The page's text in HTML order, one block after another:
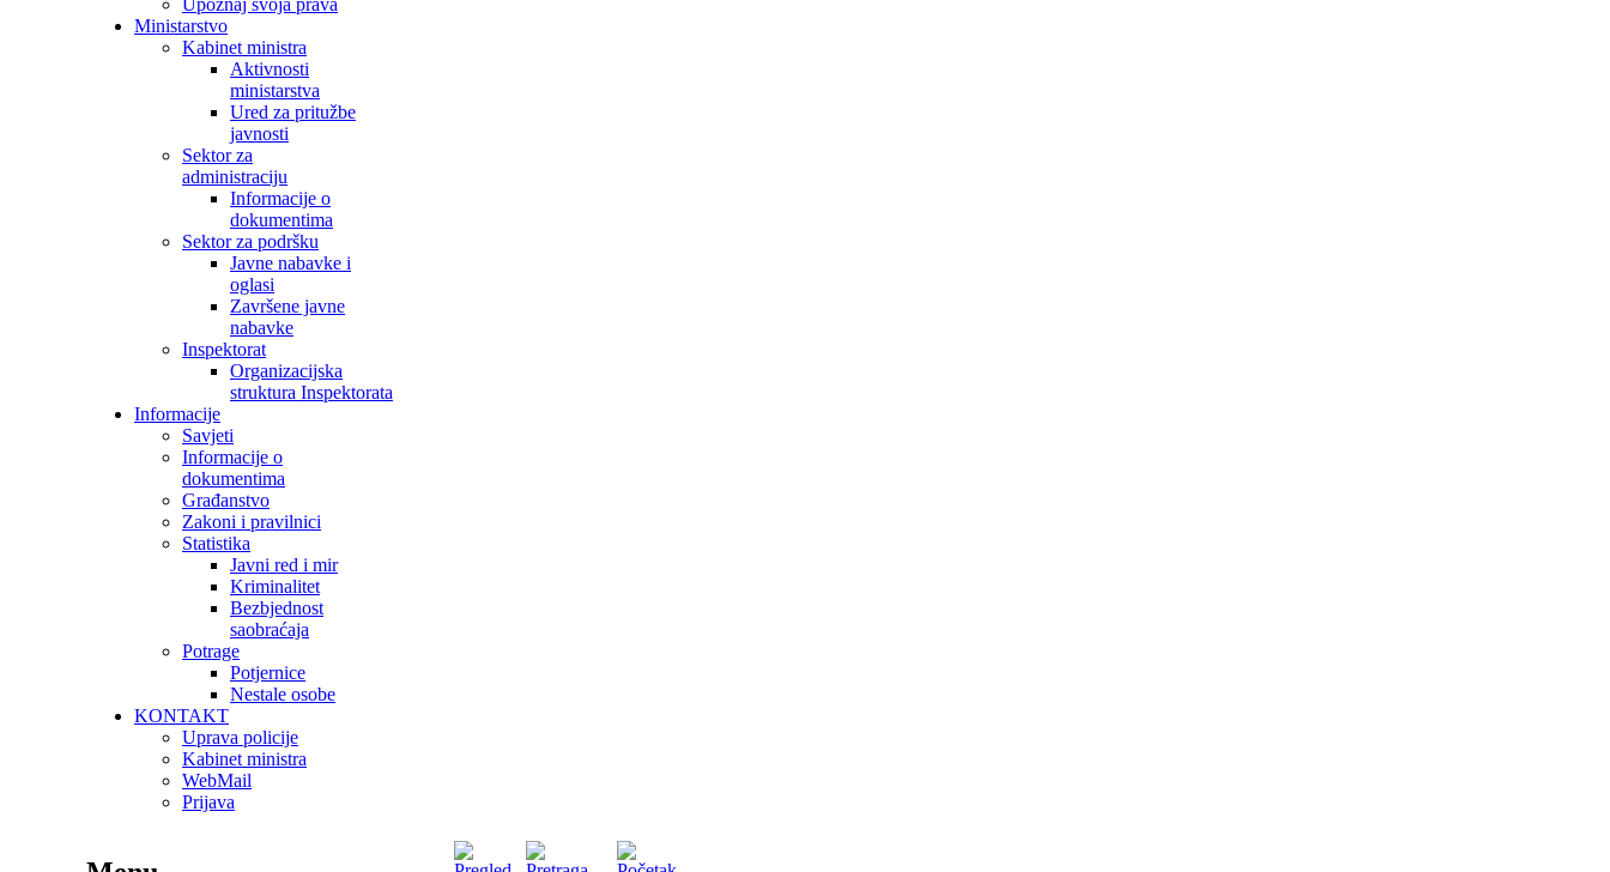
Upoznaj svoja prava
Ministarstvo
Kabinet ministra
Aktivnosti
ministarstva
Ured za pritužbe
javnosti
Sektor za
administraciju
Informacije o
dokumentima
Sektor za podršku
Javne nabavke i
oglasi
Završene javne
nabavke
Inspektorat
Organizacijska
struktura Inspektorata
Informacije
Savjeti
Informacije o
dokumentima
Građanstvo
Zakoni i pravilnici
Statistika
Javni red i mir
Kriminalitet
Bezbjednost
saobraćaja
Potrage
Potjernice
Nestale osobe
KONTAKT
Uprava policije
Kabinet ministra
WebMail
Prijava